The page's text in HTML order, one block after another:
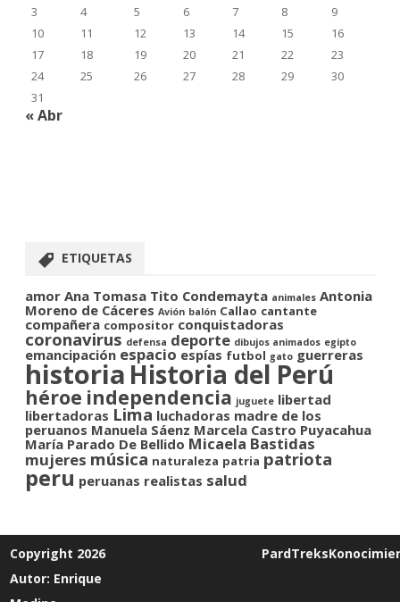
3
4 5 6 7 8
9
10
11 12 13 14 15
16
17
18 19 20 21 22
23
24
25 26 27 28 29
30
31
« Abr
ETIQUETAS
amor Ana Tomasa Tito Condemayta animales Antonia
Moreno de Cáceres Avión balón Callao cantante
compañera compositor conquistadoras
coronavirus defensa deporte dibujos animados egipto
emancipación espacio espías futbol gato guerreras
historia Historia del Perú
héroe independencia juguete libertad
libertadoras Lima luchadoras madre de los
peruanos Manuela Sáenz Marcela Castro Puyacahua
María Parado De Bellido Micaela Bastidas
mujeres música naturaleza patria patriota
peru peruanas realistas salud
Copyright 2026
Autor: Enrique